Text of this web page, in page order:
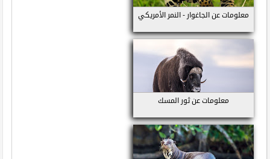
معلومات عن الجاغوار - النمر الأمريكي
معلومات عن ثور المسك